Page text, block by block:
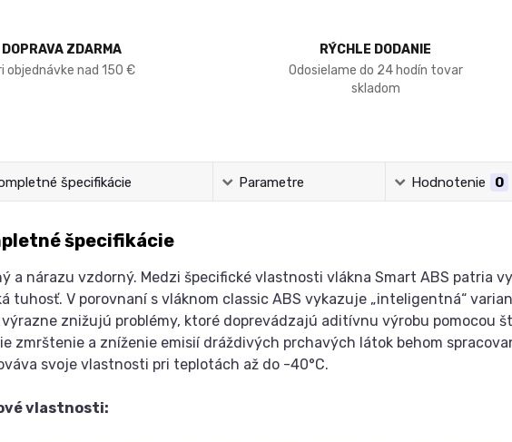
DOPRAVA ZDARMA
objednávke nad 150 €
RÝCHLE DODANIE
Odosielame do 24 hodín tovar
skladom
špecifikácie Parametre Hodnotenie 0
špecifikácie
a nárazu vzdorný. Medzi špecifické vlastnosti vlákna Smart ABS patria
tuhosť. V porovnaní s vláknom classic ABS vykazuje „inteligentná“
znižujú problémy, ktoré doprevádzajú aditívnu výrobu pomocou
zmrštenie a zníženie emisií dráždivých prchavých látok behom
svoje vlastnosti pri teplotách až do -40°C.
vlastnosti: